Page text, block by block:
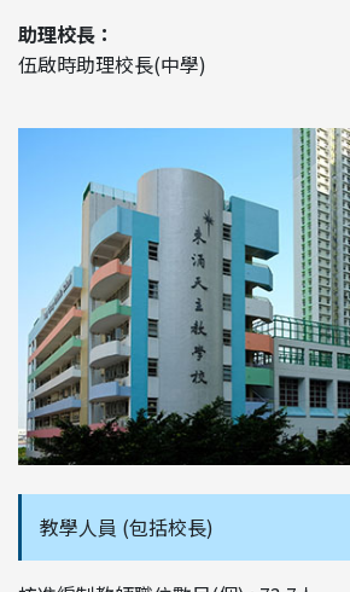
助理校長：
伍啟時助理校長(中學)
教學人員 (包括校長)